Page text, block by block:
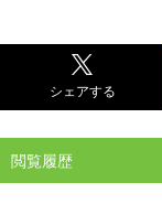
シェアする
閲覧履歴